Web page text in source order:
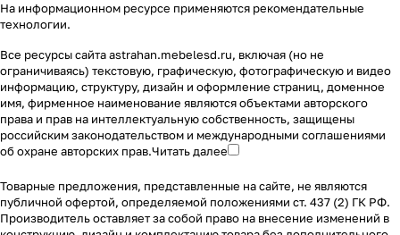
На информационном ресурсе применяются рекомендательные
технологии.
Все ресурсы сайта astrahan.mebelesd.ru, включая (но не
ограничиваясь) текстовую, графическую, фотографическую и видео
информацию, структуру, дизайн и оформление страниц, доменное
имя, фирменное наименование являются объектами авторского
права и прав на интеллектуальную собственность, защищены
российским законодательством и международными соглашениями
об охране авторских прав.Читать далее
Товарные предложения, представленные на сайте, не являются
публичной офертой, определяемой положениями ст. 437 (2) ГК РФ.
Производитель оставляет за собой право на внесение изменений в